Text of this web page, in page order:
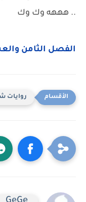
.. هههه وك وك
الفصل الثامن
روايات